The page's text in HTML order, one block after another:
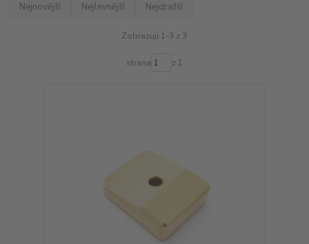
Nejnovější Nejlevnější Nejdražší
Zobrazuji 1-3 z 3
strana z 1